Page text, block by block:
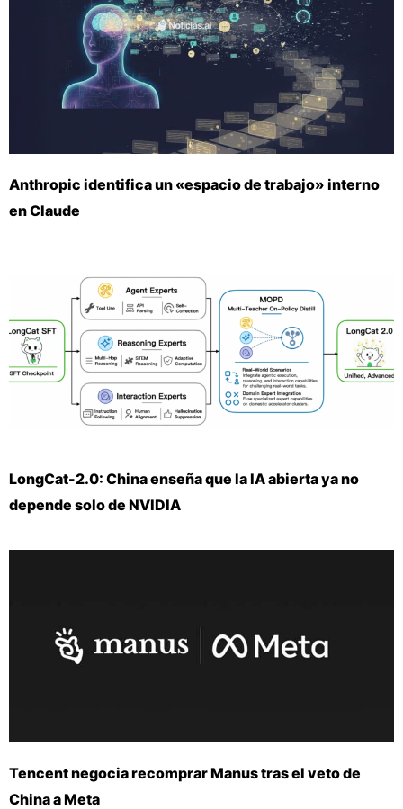
Anthropic identifica un «espacio de trabajo» interno
en Claude
LongCat-2.0: China enseña que la IA abierta ya no
depende solo de NVIDIA
Tencent negocia recomprar Manus tras el veto de
China a Meta